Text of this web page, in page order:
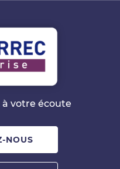
à votre écoute
NOUS